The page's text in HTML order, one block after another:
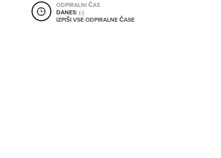
ODPIRALNI ČAS
DANES:(-)
IZPIŠI VSE ODPIRALNE ČASE